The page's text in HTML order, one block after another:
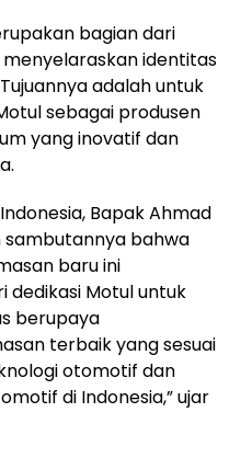
bagian dari
identitas
adalah untuk
sebagai produsen
yang inovatif dan
Bapak Ahmad
sambutannya bahwa
baru ini
dedikasi Motul untuk
berupaya
terbaik yang sesuai
otomotif dan
di Indonesia,” ujar